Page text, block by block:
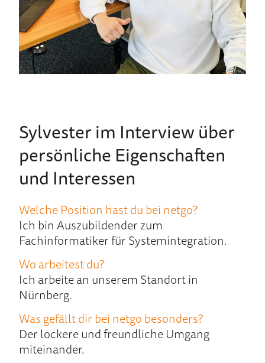
Sylvester im Interview über
per­sönliche Eigen­schaf­ten
und In­teressen
Wel­che Po­sition hast du bei netgo?
Ich bin Auszubildender zum
Fachinformatiker für Systemintegration.
Wo ar­beitest du?
Ich arbeite an unserem Standort in
Nürnberg.
Was ge­fällt dir bei netgo be­sonders?
Der lockere und freundliche Umgang
miteinander.